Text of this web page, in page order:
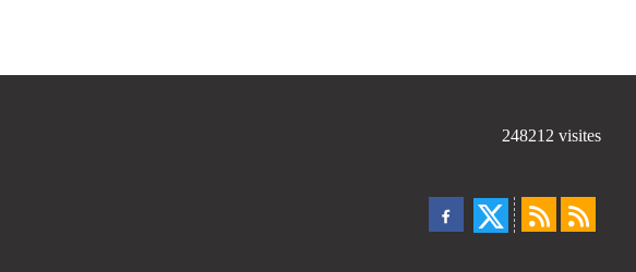
248212 visites